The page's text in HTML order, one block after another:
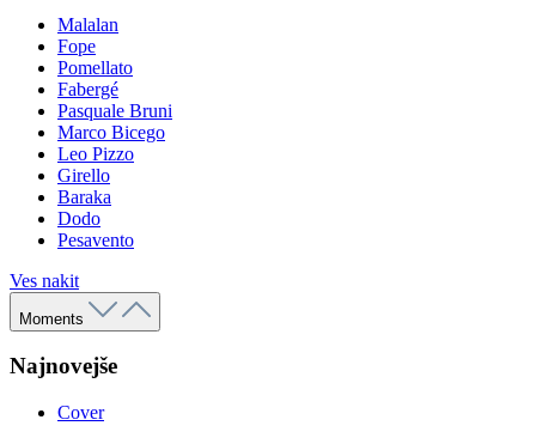
Malalan
Fope
Pomellato
Fabergé
Pasquale Bruni
Marco Bicego
Leo Pizzo
Girello
Baraka
Dodo
Pesavento
Ves nakit
Moments
Najnovejše
Cover